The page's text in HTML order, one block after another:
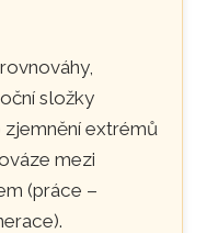
složky
zjemnění extrémů
mezi
(práce –